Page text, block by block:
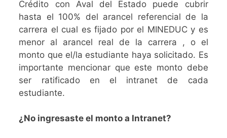
Crédito con Aval del Estado puede cubrir
hasta el 100% del arancel referencial de la
carrera el cual es fijado por el MINEDUC y es
menor al arancel real de la carrera , o el
monto que el/la estudiante haya solicitado. Es
importante mencionar que este monto debe
ser ratificado en el intranet de cada
estudiante.
¿No ingresaste el monto a Intranet?